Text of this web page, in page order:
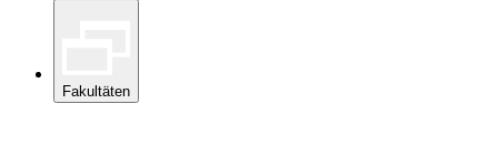
Fakultäten